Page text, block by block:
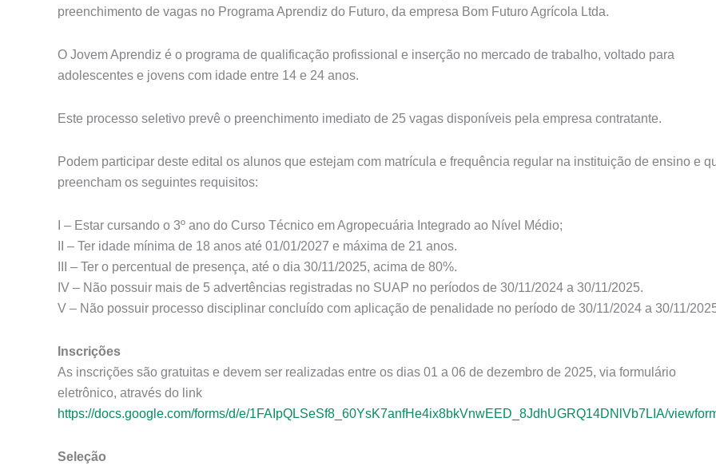
preenchimento de vagas no Programa Aprendiz do Futuro, da empresa Bom Futuro Agrícola Ltda.
O Jovem Aprendiz é o programa de qualificação profissional e inserção no mercado de trabalho, voltado para
adolescentes e jovens com idade entre 14 e 24 anos.
Este processo seletivo prevê o preenchimento imediato de 25 vagas disponíveis pela empresa contratante.
Podem participar deste edital os alunos que estejam com matrícula e frequência regular na instituição de ensino e
preencham os seguintes requisitos:
I – Estar cursando o 3º ano do Curso Técnico em Agropecuária Integrado ao Nível Médio;
II – Ter idade mínima de 18 anos até 01/01/2027 e máxima de 21 anos.
III – Ter o percentual de presença, até o dia 30/11/2025, acima de 80%.
IV – Não possuir mais de 5 advertências registradas no SUAP no períodos de 30/11/2024 a 30/11/2025.
V – Não possuir processo disciplinar concluído com aplicação de penalidade no período de 30/11/2024 a 30/11/
Inscrições
As inscrições são gratuitas e devem ser realizadas entre os dias 01 a 06 de dezembro de 2025, via formulário
eletrônico, através do link
https://docs.google.com/forms/d/e/1FAIpQLSeSf8_60YsK7anfHe4ix8bkVnwEED_8JdhUGRQ14DNlVb7LIA/
Seleção